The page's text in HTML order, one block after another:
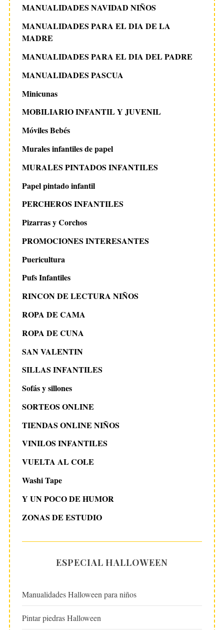
MANUALIDADES NAVIDAD NIÑOS
MANUALIDADES PARA EL DIA DE LA
MADRE
MANUALIDADES PARA EL DIA DEL PADRE
MANUALIDADES PASCUA
Minicunas
MOBILIARIO INFANTIL Y JUVENIL
Móviles Bebés
Murales infantiles de papel
MURALES PINTADOS INFANTILES
Papel pintado infantil
PERCHEROS INFANTILES
Pizarras y Corchos
PROMOCIONES INTERESANTES
Puericultura
Pufs Infantiles
RINCON DE LECTURA NIÑOS
ROPA DE CAMA
ROPA DE CUNA
SAN VALENTIN
SILLAS INFANTILES
Sofás y sillones
SORTEOS ONLINE
TIENDAS ONLINE NIÑOS
VINILOS INFANTILES
VUELTA AL COLE
Washi Tape
Y UN POCO DE HUMOR
ZONAS DE ESTUDIO
ESPECIAL HALLOWEEN
Manualidades Halloween para niños
Pintar piedras Halloween